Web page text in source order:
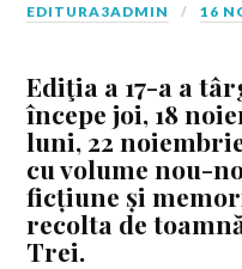
EDITURA3ADMIN 16
Ediţia a 17-a a
începe joi, 18
luni, 22
cu volume nou-
ficțiune și
recolta de
Trei.